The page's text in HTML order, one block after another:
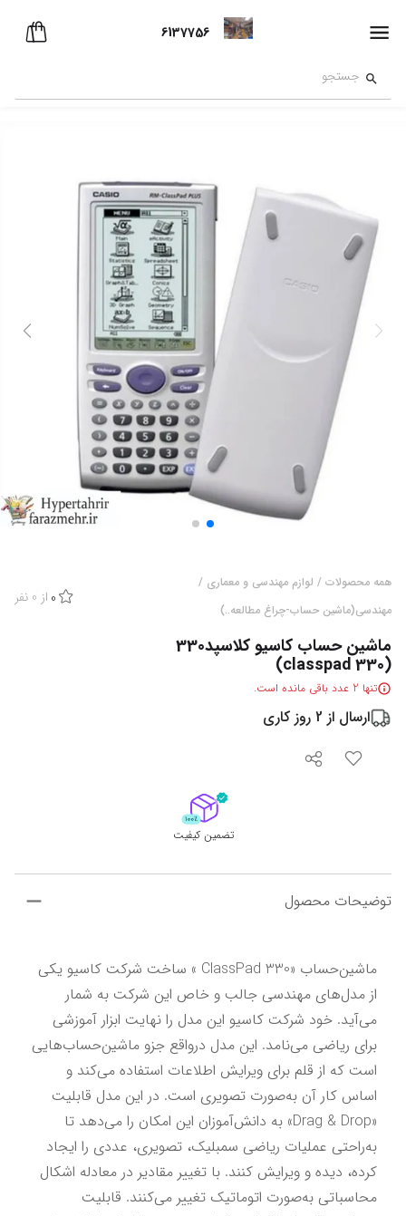
6137756
همه محصولات / لوازم مهندسی و معماری /
مهندسی(ماشین حساب-چراغ مطالعه..)
0 از 0 نفر
ماشین حساب کاسیو کلاسپد330
(classpad 330)
تنها 2 عدد باقی مانده است.
ارسال از 2 روز کاری
تضمین کیفیت
توضیحات محصول